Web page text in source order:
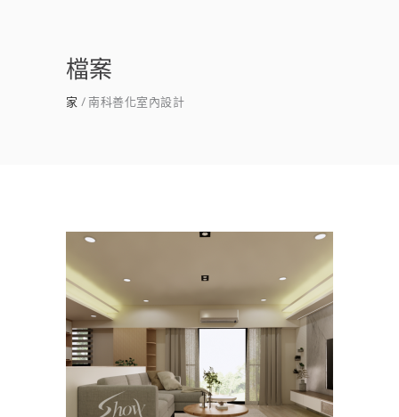
檔案
家 南科善化室內設計
台南安平室內設計｜新成屋設
計推薦 | 安平陳寓
主臥/公寓/大樓/客餐廳/室內設計/書房
/沙發 臥室/